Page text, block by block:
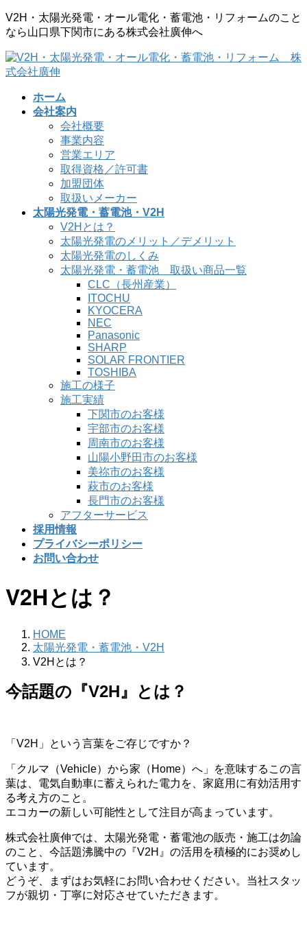
コ
ン
ン
ツ
ナ
ビ
ー
シ
V2H・太陽光発電・オール電化・蓄電池・リフォームのこと
なら山口県下関市にある株式会社廣伸へ
ホーム
会社案内
会社概要
事業内容
営業エリア
取得資格／許可書
加盟団体
取扱いメーカー
太陽光発電・蓄電池・V2H
V2Hとは？
太陽光発電のメリット／デメリット
太陽光発電のしくみ
太陽光発電・蓄電池 取扱い商品一覧
CLC（長州産業）
ITOCHU
KYOCERA
NEC
Panasonic
SHARP
SOLAR FRONTIER
TOSHIBA
施工の様子
施工実績
下関市のお客様
宇部市のお客様
周南市のお客様
山陽小野田市のお客様
美祢市のお客様
萩市のお客様
長門市のお客様
アフターサービス
採用情報
プライバシーポリシー
お問い合わせ
V2Hとは？
HOME
太陽光発電・蓄電池・V2H
V2Hとは？
今話題の『V2H』とは？
「V2H」という言葉をご存じですか？
「クルマ（Vehicle）から家（Home）へ」を意味するこの言
葉は、電気自動車に蓄えられた電力を、家庭用に有効活用す
る考え方のこと。
エコカーの新しい可能性として注目が高まっています。
株式会社廣伸では、太陽光発電・蓄電池の販売・施工は勿論
のこと、今話題沸騰中の『V2H』の活用を積極的にお奨めし
ています。
どうぞ、まずはお気軽にお問い合わせください。当社スタッ
フが親切・丁寧に対応させていただきます。